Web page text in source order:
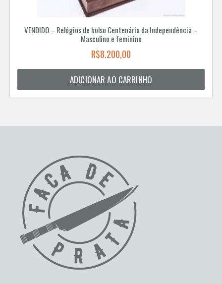
VENDIDO – Relógios de bolso Centenário da Independência –
Masculino e feminino
R$8.200,00
ADICIONAR AO CARRINHO